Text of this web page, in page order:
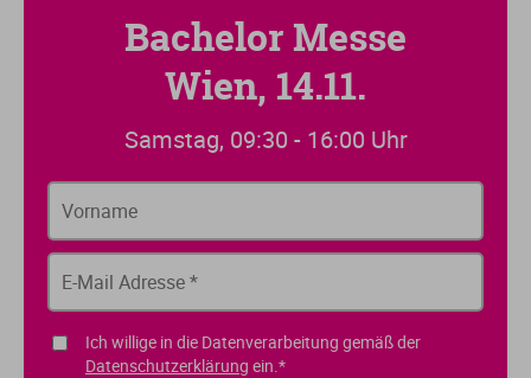
Bachelor Messe
Wien, 14.11.
Samstag, 09:30 - 16:00 Uhr
Ich willige in die Datenverarbeitung gemäß der
Datenschutzerklärung ein.*